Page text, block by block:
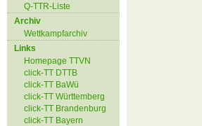
Q-TTR-Liste
Archiv
Wettkampfarchiv
Links
Homepage TTVN
click-TT DTTB
click-TT BaWü
click-TT Württemberg
click-TT Brandenburg
click-TT Bayern